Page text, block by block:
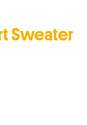
Sweater